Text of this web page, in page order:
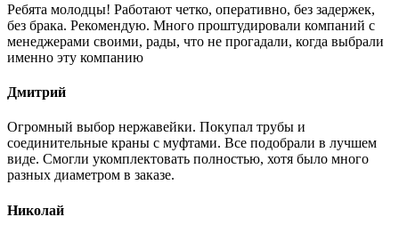
Ребята молодцы! Работают четко, оперативно, без задержек,
без брака. Рекомендую. Много проштудировали компаний с
менеджерами своими, рады, что не прогадали, когда выбрали
именно эту компанию
Дмитрий
Огромный выбор нержавейки. Покупал трубы и
соединительные краны с муфтами. Все подобрали в лучшем
виде. Смогли укомплектовать полностью, хотя было много
разных диаметром в заказе.
Николай